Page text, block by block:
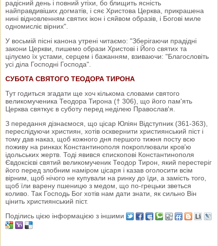
радісний день і повний утіхи, бо блищить ясність
найправдивіших догматів, і сяє Христова Церква, прикрашена
нині відновленням святих ікон і сяйвом образів, і Богові миле
одномисліє вірних".
У восьмій пісні канона утрені читаємо: "Зберігаючи прадідні
закони Церкви, пишемо образи Христові і Його святих та
цілуємо їх устами, серцем і бажанням, взиваючи: "Благословіть
усі діла Господні Господа".
СУБОТА СВЯТОГО ТЕОДОРА ТИРОНА
Тут годиться згадати ще хоч кількома словами святого
великомученика Теодора Тирона († 306), що його пам'ять
Церква святкує в суботу перед неділею Православ'я.
З передання дізнаємося, що цісар Юліян Відступник (361-363),
переслідуючи християн, хотів осквернити християнський піст і
тому дав наказ, щоб кожного дня першого тижня посту всю
поживу на ринках Константинополя покроплювали кров'ю
ідольських жертв. Тоді явився єпископові Константинополя
Євдоксієві святий великомученик Теодор Тирон, який перестеріг
його перед злобним наміром цісаря і казав оголосити всім
вірним, щоб нічого не купували на ринку до їди, а замість того,
щоб їли варену пшеницю з медом, що по-грецьки зветься
коливо. Так Господь Бог хотів нам дати знати, як сильно Він
цінить християнський піст.
Поділись цією інформацією з іншими